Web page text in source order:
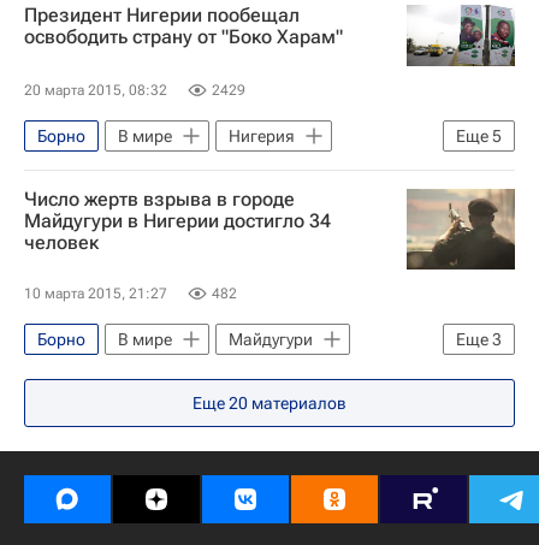
Президент Нигерии пообещал
освободить страну от "Боко Харам"
20 марта 2015, 08:32 2429
Еще5
Борно В мире
Нигерия
Африка
Весь мир
Гудлак Джонатан
BBC
Боко Харам
Число жертв взрыва в городе
Майдугури в Нигерии достигло 34
человек
10 марта 2015, 21:27 482
Еще3
Борно В мире
Майдугури
Нигерия
Африка
Весь мир
Еще20 материалов